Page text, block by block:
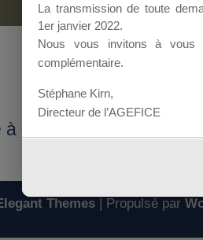
: acte d'engagement
Themes| Propulsé par
La transmission de toute
1er janvier 2022.
Nous vous invitons à vous
complémentaire.
Stéphane Kirn,
Directeur de l’AGEFICE